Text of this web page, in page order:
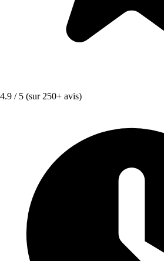
4.9 / 5 (sur 250+ avis)